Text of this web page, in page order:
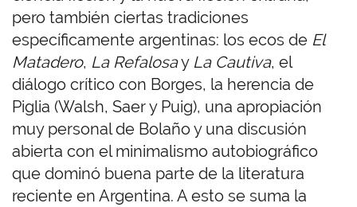
pero también ciertas tradiciones
específicamente argentinas: los ecos de El
Matadero, La Refalosay La Cautiva, el
diálogo crítico con Borges, la herencia de
Piglia (Walsh, Saer y Puig), una apropiación
muy personal de Bolaño y una discusión
abierta con el minimalismo autobiográfico
que dominó buena parte de la literatura
reciente en Argentina. A esto se suma la